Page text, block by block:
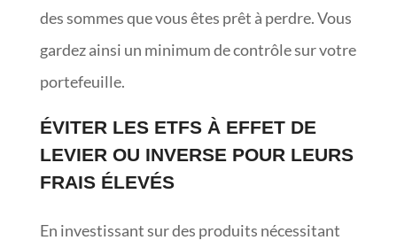
des sommes que vous êtes prêt à perdre. Vous
gardez ainsi un minimum de contrôle sur votre
portefeuille.
ÉVITER LES ETFS À EFFET DE
LEVIER OU INVERSE POUR LEURS
FRAIS ÉLEVÉS
En investissant sur des produits nécessitant